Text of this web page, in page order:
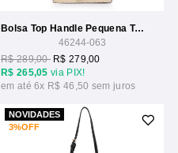
Bolsa Top Handle Pequena Textura Tresse
46244-063
R$ 265,05 via PIX!
R$ 289,00 R$ 279,00
6x R$ 46,50
3%OFF
NOVIDADES